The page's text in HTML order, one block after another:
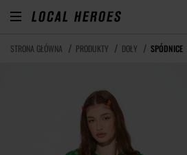
STRONA GŁÓWNA PRODUKTY DOŁY SPÓDNICE